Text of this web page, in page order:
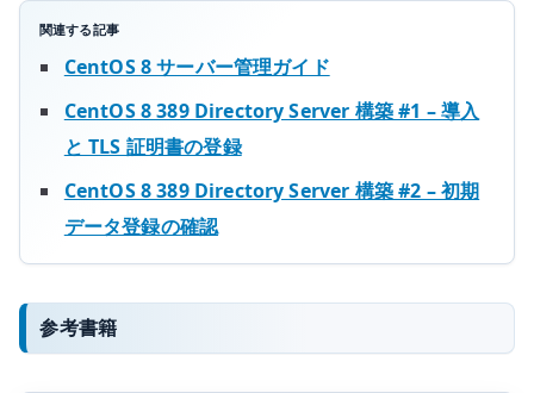
関連する記事
CentOS 8 サーバー管理ガイド
CentOS 8 389 Directory Server 構築 #1 – 導入
と TLS 証明書の登録
CentOS 8 389 Directory Server 構築 #2 – 初期
データ登録の確認
参考書籍